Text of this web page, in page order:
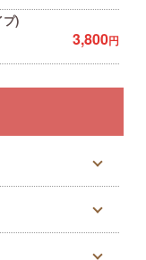
プ)
3,800円